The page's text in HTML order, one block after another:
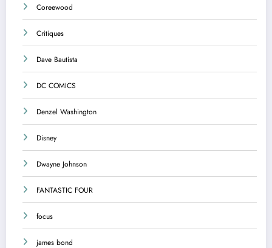
Coreewood
Critiques
Dave Bautista
DC COMICS
Denzel Washington
Disney
Dwayne Johnson
FANTASTIC FOUR
focus
james bond